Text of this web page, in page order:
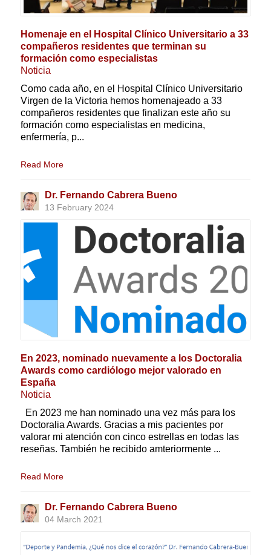
Homenaje en el Hospital Clínico Universitario a 33
compañeros residentes que terminan su
formación como especialistas
Noticia
Como cada año, en el Hospital Clínico Universitario
Virgen de la Victoria hemos homenajeado a 33
compañeros residentes que finalizan este año su
formación como especialistas en medicina,
enfermería, p...
Read More
Dr. Fernando Cabrera Bueno
13 February 2024
En 2023, nominado nuevamente a los Doctoralia
Awards como cardiólogo mejor valorado en
España
Noticia
En 2023 me han nominado una vez más para los
Doctoralia Awards. Gracias a mis pacientes por
valorar mi atención con cinco estrellas en todas las
reseñas. También he recibido amteriormente ...
Read More
Dr. Fernando Cabrera Bueno
04 March 2021